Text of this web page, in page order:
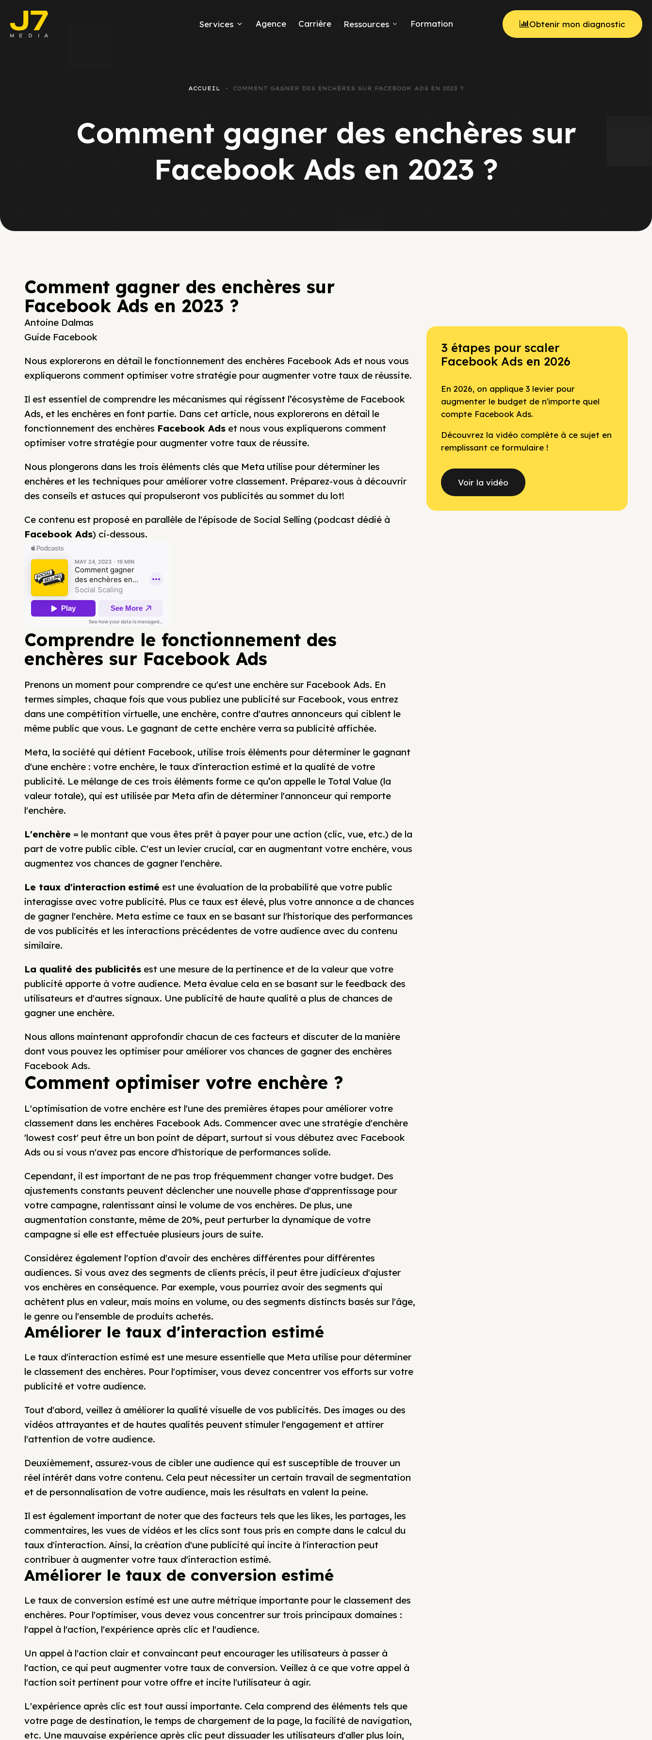
Services
E-commerce
Google Ads
Rapports Meta Ads
Agence Carrière Ressources Formation Obtenir mon diagnostic
ACCUEIL COMMENT GAGNER DES ENCHÈRES SUR FACEBOOK ADS EN 2023 ?
Comment gagner des enchères sur
Facebook Ads en 2023 ?
Comment gagner des enchères sur
Facebook Ads en 2023 ?
Antoine Dalmas
Guide Facebook
Nous explorerons en détail le fonctionnement des enchères Facebook Ads et nous vous
expliquerons comment optimiser votre stratégie pour augmenter votre taux de réussite.
Il est essentiel de comprendre les mécanismes qui régissent l’écosystème de Facebook
Ads, et les enchères en font partie. Dans cet article, nous explorerons en détail le
fonctionnement des enchères Facebook Ads et nous vous expliquerons comment
optimiser votre stratégie pour augmenter votre taux de réussite.
Nous plongerons dans les trois éléments clés que Meta utilise pour déterminer les
enchères et les techniques pour améliorer votre classement. Préparez-vous à découvrir
des conseils et astuces qui propulseront vos publicités au sommet du lot!
Ce contenu est proposé en parallèle de l'épisode de Social Selling (podcast dédié à
Facebook Ads) ci-dessous.
Comprendre le fonctionnement des
enchères sur Facebook Ads
Prenons un moment pour comprendre ce qu'est une enchère sur Facebook Ads. En
termes simples, chaque fois que vous publiez une publicité sur Facebook, vous entrez
dans une compétition virtuelle, une enchère, contre d'autres annonceurs qui ciblent le
même public que vous. Le gagnant de cette enchère verra sa publicité affichée.
Meta, la société qui détient Facebook, utilise trois éléments pour déterminer le gagnant
d'une enchère : votre enchère, le taux d'interaction estimé et la qualité de votre
publicité. Le mélange de ces trois éléments forme ce qu’on appelle le Total Value (la
valeur totale), qui est utilisée par Meta afin de déterminer l'annonceur qui remporte
l'enchère.
L'enchère = le montant que vous êtes prêt à payer pour une action (clic, vue, etc.) de la
part de votre public cible. C'est un levier crucial, car en augmentant votre enchère, vous
augmentez vos chances de gagner l'enchère.
Le taux d'interaction estimé est une évaluation de la probabilité que votre public
interagisse avec votre publicité. Plus ce taux est élevé, plus votre annonce a de chances
de gagner l'enchère. Meta estime ce taux en se basant sur l'historique des performances
de vos publicités et les interactions précédentes de votre audience avec du contenu
similaire.
La qualité des publicités est une mesure de la pertinence et de la valeur que votre
publicité apporte à votre audience. Meta évalue cela en se basant sur le feedback des
utilisateurs et d'autres signaux. Une publicité de haute qualité a plus de chances de
gagner une enchère.
Nous allons maintenant approfondir chacun de ces facteurs et discuter de la manière
dont vous pouvez les optimiser pour améliorer vos chances de gagner des enchères
Facebook Ads.
Comment optimiser votre enchère ?
L'optimisation de votre enchère est l'une des premières étapes pour améliorer votre
classement dans les enchères Facebook Ads. Commencer avec une stratégie d'enchère
'lowest cost' peut être un bon point de départ, surtout si vous débutez avec Facebook
Ads ou si vous n'avez pas encore d'historique de performances solide.
Cependant, il est important de ne pas trop fréquemment changer votre budget. Des
ajustements constants peuvent déclencher une nouvelle phase d'apprentissage pour
votre campagne, ralentissant ainsi le volume de vos enchères. De plus, une
augmentation constante, même de 20%, peut perturber la dynamique de votre
campagne si elle est effectuée plusieurs jours de suite.
Considérez également l'option d'avoir des enchères différentes pour différentes
audiences. Si vous avez des segments de clients précis, il peut être judicieux d'ajuster
vos enchères en conséquence. Par exemple, vous pourriez avoir des segments qui
achètent plus en valeur, mais moins en volume, ou des segments distincts basés sur l'âge,
le genre ou l'ensemble de produits achetés.
Améliorer le taux d'interaction estimé
Le taux d'interaction estimé est une mesure essentielle que Meta utilise pour déterminer
le classement des enchères. Pour l'optimiser, vous devez concentrer vos efforts sur votre
publicité et votre audience.
Tout d'abord, veillez à améliorer la qualité visuelle de vos publicités. Des images ou des
vidéos attrayantes et de hautes qualités peuvent stimuler l'engagement et attirer
l'attention de votre audience.
Deuxièmement, assurez-vous de cibler une audience qui est susceptible de trouver un
réel intérêt dans votre contenu. Cela peut nécessiter un certain travail de segmentation
et de personnalisation de votre audience, mais les résultats en valent la peine.
Il est également important de noter que des facteurs tels que les likes, les partages, les
commentaires, les vues de vidéos et les clics sont tous pris en compte dans le calcul du
taux d'interaction. Ainsi, la création d'une publicité qui incite à l'interaction peut
contribuer à augmenter votre taux d'interaction estimé.
Améliorer le taux de conversion estimé
Le taux de conversion estimé est une autre métrique importante pour le classement des
enchères. Pour l'optimiser, vous devez vous concentrer sur trois principaux domaines :
l'appel à l'action, l'expérience après clic et l'audience.
Un appel à l'action clair et convaincant peut encourager les utilisateurs à passer à
l'action, ce qui peut augmenter votre taux de conversion. Veillez à ce que votre appel à
l'action soit pertinent pour votre offre et incite l'utilisateur à agir.
L'expérience après clic est tout aussi importante. Cela comprend des éléments tels que
votre page de destination, le temps de chargement de la page, la facilité de navigation,
etc. Une mauvaise expérience après clic peut dissuader les utilisateurs d'aller plus loin,
3 étapes pour scaler
Facebook Ads en 2026
En 2026, on applique 3 levier pour
augmenter le budget de n'importe quel
compte Facebook Ads.
Découvrez la vidéo complète à ce sujet en
remplissant ce formulaire !
Voir la vidéo